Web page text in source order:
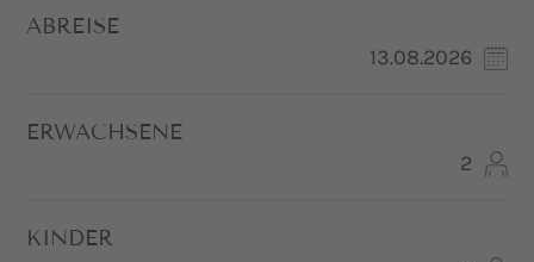
ABREISE
ERWACHSENE
KINDER